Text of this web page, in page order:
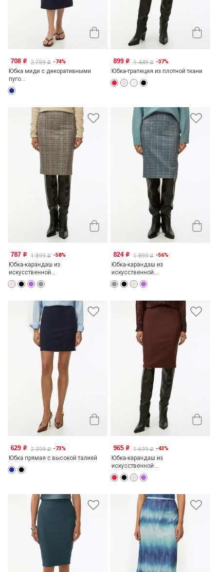
708 o 2 759o -74%
Юбка миди с декоративными
пуго...
899 o 1 449o -37%
Юбка-трапеция из плотной ткани
787 o 1 899o -58%
Юбка-карандаш из
искусственной...
824 o 1 899o -56%
Юбка-карандаш из
искусственной...
629 o 2 399o -73%
Юбка прямая с высокой талией
965 o 1 699o -43%
Юбка-карандаш из
искусственной...